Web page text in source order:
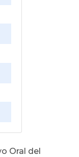
Oral del